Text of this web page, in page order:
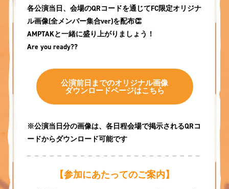
各公演当日、会場のQRコードを通じてFC限定オリジナ
ル画像(全メンバー集合ver)を配布👏
AMPTAKと一緒に盛り上がりましょう！
Are you ready??
公演前日までのオリジナル画像
ダウンロードページはこちら
※公演当日分の画像は、各日程会場で掲示されるQRコ
ードからダウンロード可能です
【参加にあたってのご案内】